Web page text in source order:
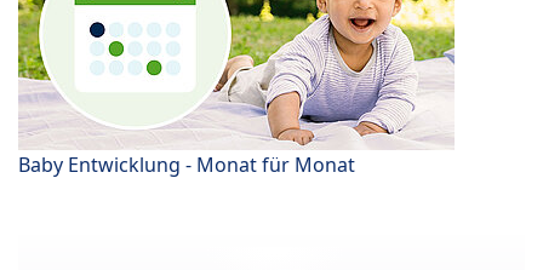
Baby Entwicklung - Monat für Monat